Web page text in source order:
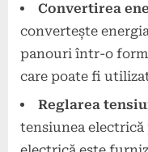
Convertirea
convertește
panouri într-o
care poate fi
Reglarea
tensiunea electrică